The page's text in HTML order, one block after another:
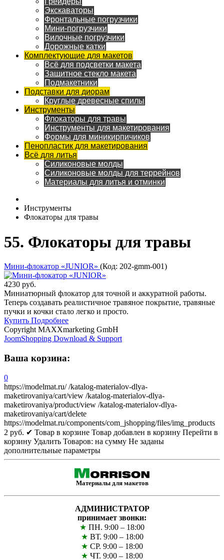
Экскаваторы
Фронтальные погрузчики
Мини-погрузчики
Вилочные погрузчики
Дорожные катки
Комплектующие для макетов
Всё для подсветки макета
Защитное стекло макета
Подмакетники
Подставки для диорам
Круглые древесные спилы
Инструменты
Флокаторы для травы
Инструменты для макетирования
Формы для миникирпичиков
Пенопластик для макетирования
Всё для литья
Силиконовые молды
Силиконовые молды для террейнов
Материалы для литья и отминки
Инструменты
Флокаторы для травы
55. Флокаторы для травы
Мини-флокатор «JUNIOR» (Код: 202-gmm-001)
4230 руб.
Миниатюрный флокатор для точной и аккуратной работы.
Теперь создавать реалистичное травяное покрытие, травяные
пучки и кочки стало легко и просто.
Купить Подробнее
Copyright MAXXmarketing GmbH
JoomShopping Download & Support
Ваша корзина:
0
https://modelmat.ru/ /katalog-materialov-dlya-
maketirovaniya/cart/view /katalog-materialov-dlya-
maketirovaniya/product/view /katalog-materialov-dlya-
maketirovaniya/cart/delete
https://modelmat.ru/components/com_jshopping/files/img_products
2 руб. ✔ Товар в корзине Товар добавлен в корзину Перейти в
корзину Удалить Товаров: на сумму Не заданы
дополнительные параметры
Материалы для макетов
АДМИНИСТРАТОР
принимает звонки:
★ ПН. 9:00 – 18:00
★ ВТ. 9:00 – 18:00
★ СР. 9:00 – 18:00
★ ЧТ. 9:00 – 18:00